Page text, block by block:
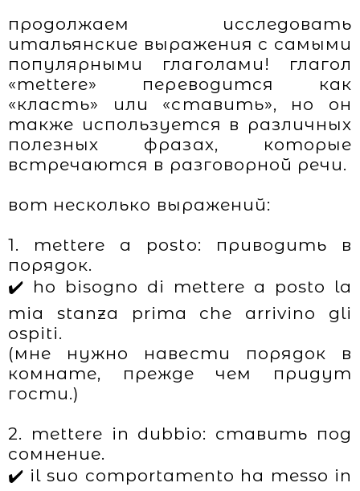
продолжаем исследовать
итальянские выражения с самыми
популярными глаголами! глагол
«mettere» переводится как
«класть» или «ставить», но он
также используется в различных
полезных фразах, которые
встречаются в разговорной речи.
вот несколько выражений:
1. mettere a posto: приводить в
порядок.
✔️ ho bisogno di mettere a posto la
mia stanza prima che arrivino gli
ospiti.
(мне нужно навести порядок в
комнате, прежде чем придут
гости.)
2. mettere in dubbio: ставить под
сомнение.
✔️ il suo comportamento ha messo in